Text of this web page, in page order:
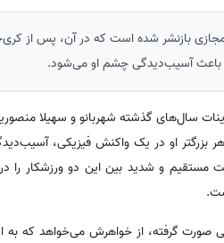
بازنشر شده است که در آن، پس از
باعث آسیب‌دیدگی چشم او می‌شود.
سال‌های گذشته شهربانو و سهیلا
او در یک واکنش فیزیکی،
مستقیم و شدید بین این دو ورزشکار را
گرفته، از خواهرش می‌خواهد که به